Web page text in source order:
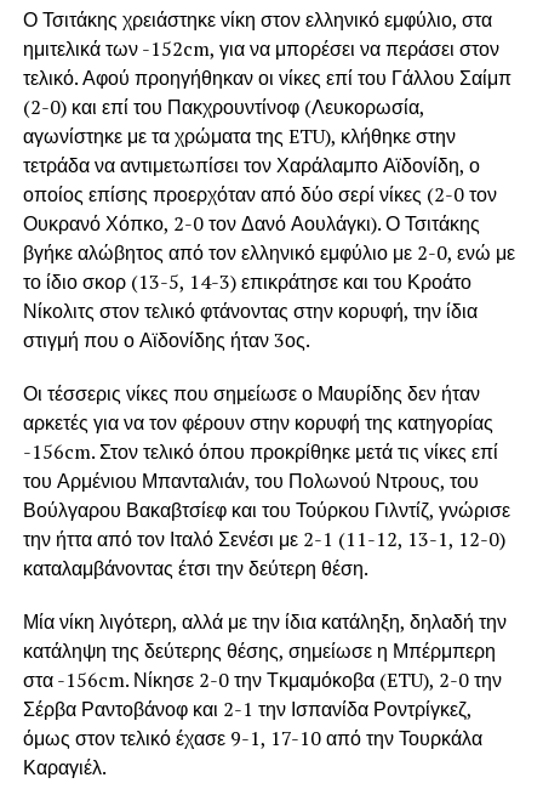
Ο Τσιτάκης χρειάστηκε νίκη στον ελληνικό εμφύλιο, στα
ημιτελικά των -152cm, για να μπορέσει να περάσει στον
τελικό. Αφού προηγήθηκαν οι νίκες επί του Γάλλου Σαίμπ
(2-0) και επί του Πακχρουντίνοφ (Λευκορωσία,
αγωνίστηκε με τα χρώματα της ETU), κλήθηκε στην
τετράδα να αντιμετωπίσει τον Χαράλαμπο Αϊδονίδη, ο
οποίος επίσης προερχόταν από δύο σερί νίκες (2-0 τον
Ουκρανό Χόπκο, 2-0 τον Δανό Αουλάγκι). Ο Τσιτάκης
βγήκε αλώβητος από τον ελληνικό εμφύλιο με 2-0, ενώ με
το ίδιο σκορ (13-5, 14-3) επικράτησε και του Κροάτο
Νίκολιτς στον τελικό φτάνοντας στην κορυφή, την ίδια
στιγμή που ο Αϊδονίδης ήταν 3ος.
Οι τέσσερις νίκες που σημείωσε ο Μαυρίδης δεν ήταν
αρκετές για να τον φέρουν στην κορυφή της κατηγορίας
-156cm. Στον τελικό όπου προκρίθηκε μετά τις νίκες επί
του Αρμένιου Μπανταλιάν, του Πολωνού Ντρους, του
Βούλγαρου Βακαβτσίεφ και του Τούρκου Γιλντίζ, γνώρισε
την ήττα από τον Ιταλό Σενέσι με 2-1 (11-12, 13-1, 12-0)
καταλαμβάνοντας έτσι την δεύτερη θέση.
Μία νίκη λιγότερη, αλλά με την ίδια κατάληξη, δηλαδή την
κατάληψη της δεύτερης θέσης, σημείωσε η Μπέρμπερη
στα -156cm. Νίκησε 2-0 την Τκμαμόκοβα (ETU), 2-0 την
Σέρβα Ραντοβάνοφ και 2-1 την Ισπανίδα Ροντρίγκεζ,
όμως στον τελικό έχασε 9-1, 17-10 από την Τουρκάλα
Καραγιέλ.